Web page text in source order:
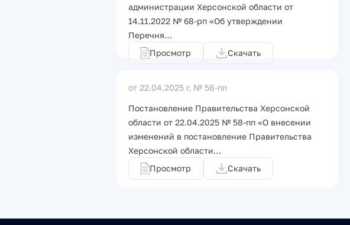
администрации Херсонской области от
14.11.2022 № 68-рп «Об утверждении
Перечня…
Просмотр
Скачать
от 22.04.2025 г. № 58-пп
Постановление Правительства Херсонской
области от 22.04.2025 № 58-пп «О внесении
изменений в постановление Правительства
Херсонской области…
Просмотр
Скачать